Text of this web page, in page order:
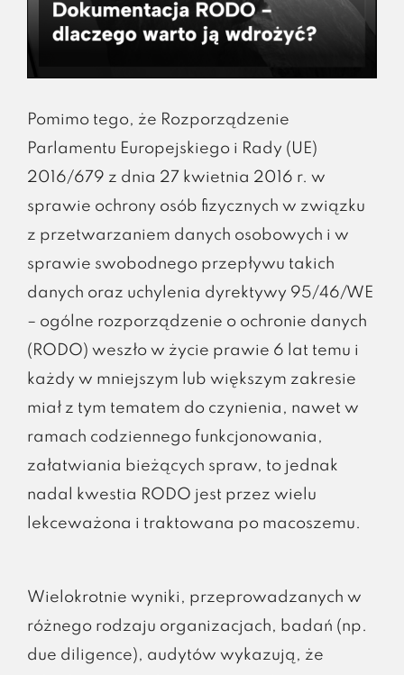
Pomimo tego, że Rozporządzenie
Parlamentu Europejskiego i Rady (UE)
2016/679 z dnia 27 kwietnia 2016 r. w
sprawie ochrony osób fizycznych w związku
z przetwarzaniem danych osobowych i w
sprawie swobodnego przepływu takich
danych oraz uchylenia dyrektywy 95/46/WE
– ogólne rozporządzenie o ochronie danych
(RODO) weszło w życie prawie 6 lat temu i
każdy w mniejszym lub większym zakresie
miał z tym tematem do czynienia, nawet w
ramach codziennego funkcjonowania,
załatwiania bieżących spraw, to jednak
nadal kwestia RODO jest przez wielu
lekceważona i traktowana po macoszemu.
Wielokrotnie wyniki, przeprowadzanych w
różnego rodzaju organizacjach, badań (np.
due diligence), audytów wykazują, że